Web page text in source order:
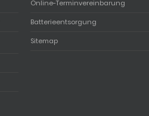
Online-Terminvereinbarung
Batterieentsorgung
Sitemap